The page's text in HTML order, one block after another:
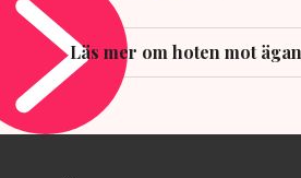
Läs mer om hoten mot